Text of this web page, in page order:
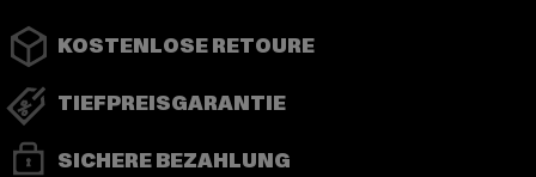
KOSTENLOSE RETOURE
TIEFPREISGARANTIE
SICHERE BEZAHLUNG